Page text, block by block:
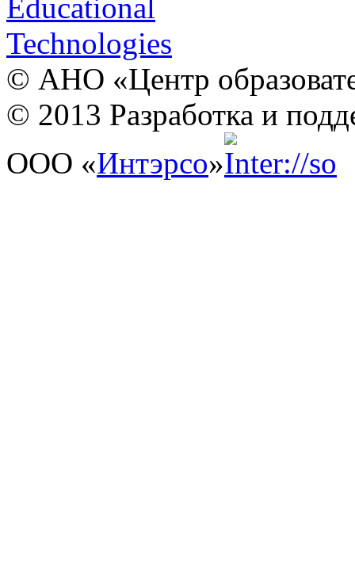
© АНО «Центр
© 2013 Разработка и
ООО «Интэрсо»